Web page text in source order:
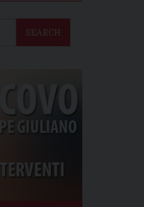
SEARCH